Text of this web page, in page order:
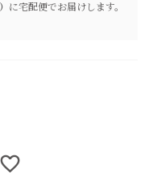
に宅配便でお届けします。